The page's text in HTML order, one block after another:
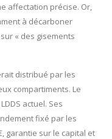
affectation précise. Or,
à décarboner
« des gisements
distribué par les
compartiments. Le
actuel. Ses
fixé par les
garantie sur le capital et